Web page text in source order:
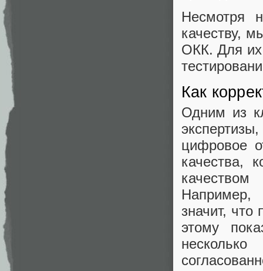
Несмотря
качеству,
ОКК. Для их
Как
Одним из
цифровое
качества,
Например,
значит, что
этому